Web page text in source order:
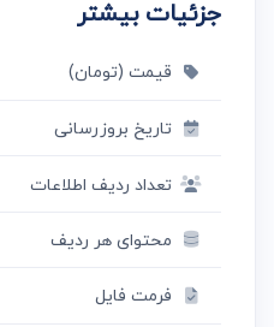
جزئیات بیشتر
قیمت (تومان)
تاریخ بروزرسانی
تعداد ردیف اطلاعات
محتوای هر ردیف
فرمت فایل